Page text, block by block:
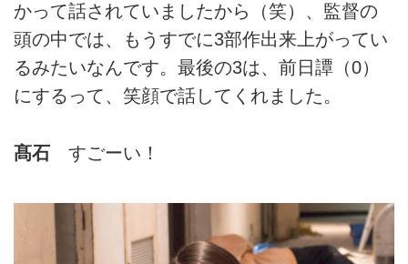
かって話されていましたから（笑）、監督の
頭の中では、もうすでに3部作出来上がってい
るみたいなんです。最後の3は、前日譚（0）
にするって、笑顔で話してくれました。
髙石 すごーい！